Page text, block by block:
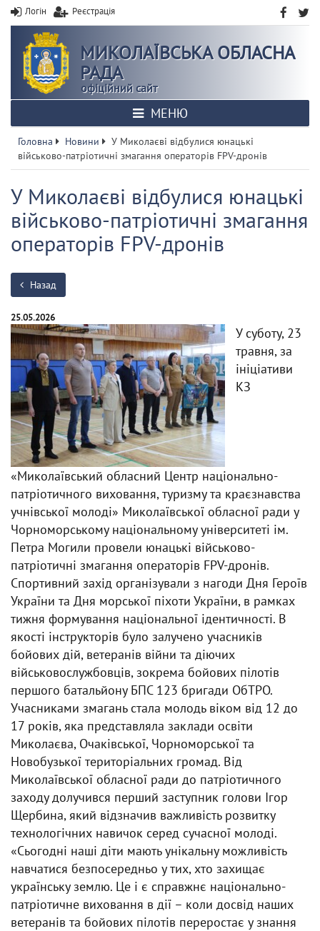
Логін Реєстрація
МИКОЛАЇВСЬКА ОБЛАСНА
РАДА
офіційний сайт
МЕНЮ
Головна Новини
У Миколаєві відбулися юнацькі
військово-патріотичні змагання операторів FPV-дронів
У Миколаєві відбулися юнацькі
військово-патріотичні змагання
операторів FPV-дронів
Назад
25.05.2026
У суботу, 23
травня, за
ініціативи
КЗ
«Миколаївський обласний Центр національно-
патріотичного виховання, туризму та краєзнавства
учнівської молоді» Миколаївської обласної ради у
Чорноморському національному університеті ім.
Петра Могили провели юнацькі військово-
патріотичні змагання операторів FPV-дронів.
Спортивний захід організували з нагоди Дня Героїв
України та Дня морської піхоти України, в рамках
тижня формування національної ідентичності. В
якості інструкторів було залучено учасників
бойових дій, ветеранів війни та діючих
військовослужбовців, зокрема бойових пілотів
першого батальйону БПС 123 бригади ОбТРО.
Учасниками змагань стала молодь віком від 12 до
17 років, яка представляла заклади освіти
Миколаєва, Очаківської, Чорноморської та
Новобузької територіальних громад. Від
Миколаївської обласної ради до патріотичного
заходу долучився перший заступник голови Ігор
Щербина, який відзначив важливість розвитку
технологічних навичок серед сучасної молоді.
«Сьогодні наші діти мають унікальну можливість
навчатися безпосередньо у тих, хто захищає
українську землю. Це і є справжнє національно-
патріотичне виховання в дії – коли досвід наших
ветеранів та бойових пілотів переростає у знання